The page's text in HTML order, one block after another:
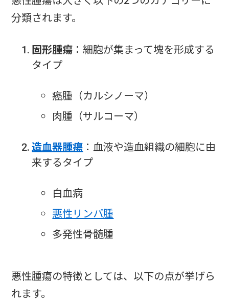
分類されます。
固形腫瘍 ：細胞が集まって塊を形成する
タイプ
癌腫（カルシノーマ）
肉腫（サルコーマ）
造血器腫瘍 ：血液や造血組織の細胞に由
来するタイプ
白血病
悪性リンパ腫
多発性骨髄腫
悪性腫瘍の特徴としては、以下の点が挙げら
れます。